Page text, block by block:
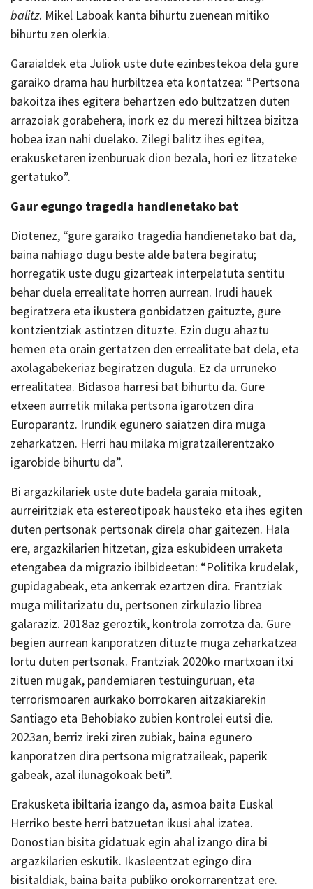
balitz. Mikel Laboak kanta bihurtu zuenean mitiko
bihurtu zen olerkia.
Garaialdek eta Juliok uste dute ezinbestekoa dela gure
garaiko drama hau hurbiltzea eta kontatzea: “Pertsona
bakoitza ihes egitera behartzen edo bultzatzen duten
arrazoiak gorabehera, inork ez du merezi hiltzea bizitza
hobea izan nahi duelako. Zilegi balitz ihes egitea,
erakusketaren izenburuak dion bezala, hori ez litzateke
gertatuko”.
Gaur egungo tragedia handienetako bat
Diotenez, “gure garaiko tragedia handienetako bat da,
baina nahiago dugu beste alde batera begiratu;
horregatik uste dugu gizarteak interpelatuta sentitu
behar duela errealitate horren aurrean. Irudi hauek
begiratzera eta ikustera gonbidatzen gaituzte, gure
kontzientziak astintzen dituzte. Ezin dugu ahaztu
hemen eta orain gertatzen den errealitate bat dela, eta
axolagabekeriaz begiratzen dugula. Ez da urruneko
errealitatea. Bidasoa harresi bat bihurtu da. Gure
etxeen aurretik milaka pertsona igarotzen dira
Europarantz. Irundik egunero saiatzen dira muga
zeharkatzen. Herri hau milaka migratzailerentzako
igarobide bihurtu da”.
Bi argazkilariek uste dute badela garaia mitoak,
aurreiritziak eta estereotipoak hausteko eta ihes egiten
duten pertsonak pertsonak direla ohar gaitezen. Hala
ere, argazkilarien hitzetan, giza eskubideen urraketa
etengabea da migrazio ibilbideetan: “Politika krudelak,
gupidagabeak, eta ankerrak ezartzen dira. Frantziak
muga militarizatu du, pertsonen zirkulazio librea
galaraziz. 2018az geroztik, kontrola zorrotza da. Gure
begien aurrean kanporatzen dituzte muga zeharkatzea
lortu duten pertsonak. Frantziak 2020ko martxoan itxi
zituen mugak, pandemiaren testuinguruan, eta
terrorismoaren aurkako borrokaren aitzakiarekin
Santiago eta Behobiako zubien kontrolei eutsi die.
2023an, berriz ireki ziren zubiak, baina egunero
kanporatzen dira pertsona migratzaileak, paperik
gabeak, azal ilunagokoak beti”.
Erakusketa ibiltaria izango da, asmoa baita Euskal
Herriko beste herri batzuetan ikusi ahal izatea.
Donostian bisita gidatuak egin ahal izango dira bi
argazkilarien eskutik. Ikasleentzat egingo dira
bisitaldiak, baina baita publiko orokorrarentzat ere.